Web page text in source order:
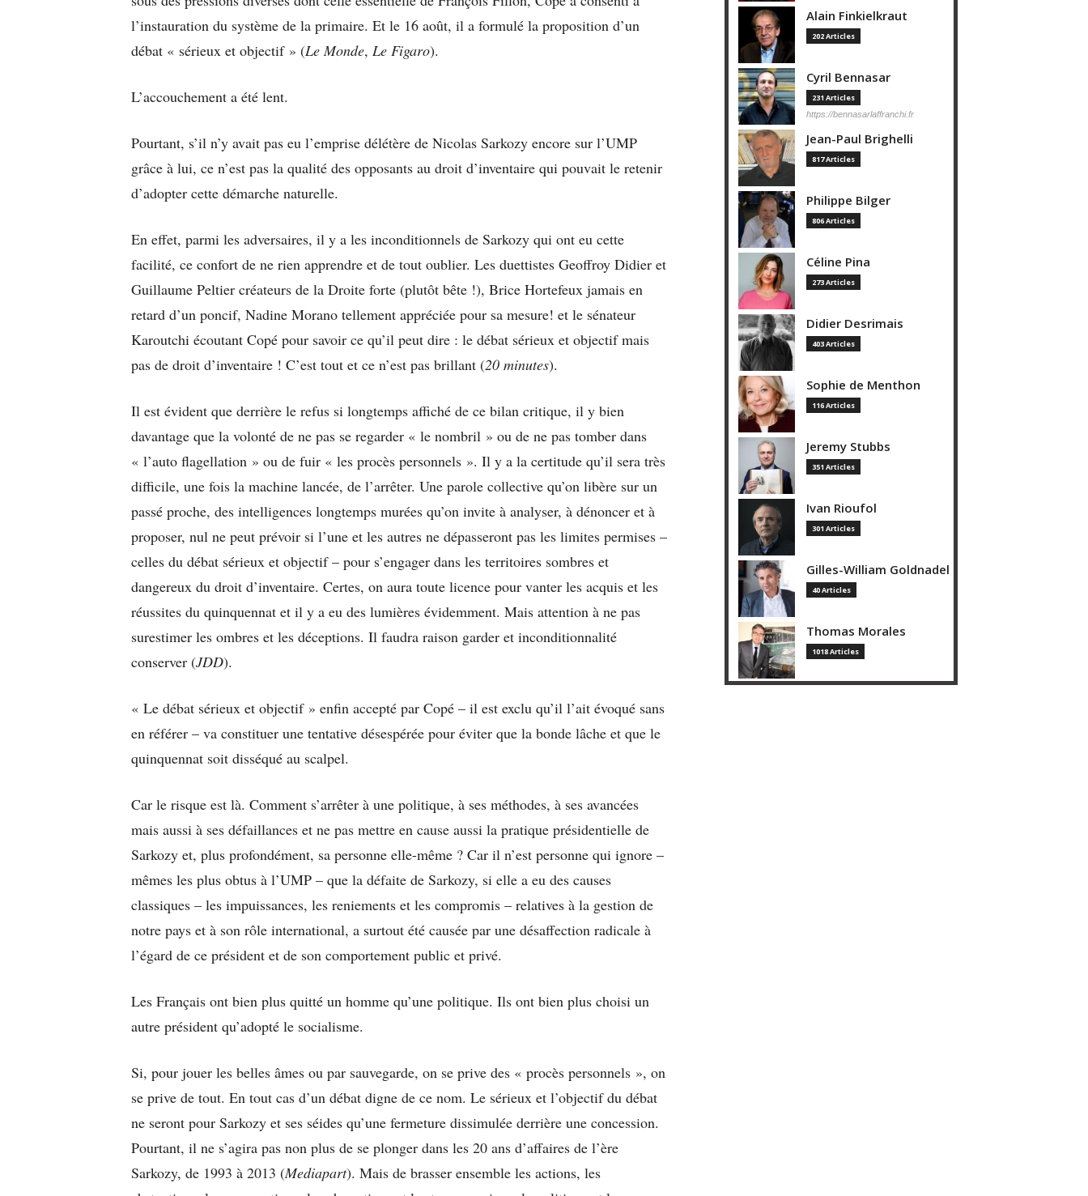
l’instauration du système de la primaire. Et le 16 août, il a formulé la proposition d’un
débat « sérieux et objectif » (Le Monde, Le Figaro).
L’accouchement a été lent.
Pourtant, s’il n’y avait pas eu l’emprise délétère de Nicolas Sarkozy encore sur l’UMP
grâce à lui, ce n’est pas la qualité des opposants au droit d’inventaire qui pouvait le retenir
d’adopter cette démarche naturelle.
En effet, parmi les adversaires, il y a les inconditionnels de Sarkozy qui ont eu cette
facilité, ce confort de ne rien apprendre et de tout oublier. Les duettistes Geoffroy Didier et
Guillaume Peltier créateurs de la Droite forte (plutôt bête !), Brice Hortefeux jamais en
retard d’un poncif, Nadine Morano tellement appréciée pour sa mesure! et le sénateur
Karoutchi écoutant Copé pour savoir ce qu’il peut dire : le débat sérieux et objectif mais
pas de droit d’inventaire ! C’est tout et ce n’est pas brillant (20 minutes).
Il est évident que derrière le refus si longtemps affiché de ce bilan critique, il y bien
davantage que la volonté de ne pas se regarder « le nombril » ou de ne pas tomber dans
« l’auto flagellation » ou de fuir « les procès personnels ». Il y a la certitude qu’il sera très
difficile, une fois la machine lancée, de l’arrêter. Une parole collective qu’on libère sur un
passé proche, des intelligences longtemps murées qu’on invite à analyser, à dénoncer et à
proposer, nul ne peut prévoir si l’une et les autres ne dépasseront pas les limites permises –
celles du débat sérieux et objectif – pour s’engager dans les territoires sombres et
dangereux du droit d’inventaire. Certes, on aura toute licence pour vanter les acquis et les
réussites du quinquennat et il y a eu des lumières évidemment. Mais attention à ne pas
surestimer les ombres et les déceptions. Il faudra raison garder et inconditionnalité
conserver (JDD).
« Le débat sérieux et objectif » enfin accepté par Copé – il est exclu qu’il l’ait évoqué sans
en référer – va constituer une tentative désespérée pour éviter que la bonde lâche et que le
quinquennat soit disséqué au scalpel.
Car le risque est là. Comment s’arrêter à une politique, à ses méthodes, à ses avancées
mais aussi à ses défaillances et ne pas mettre en cause aussi la pratique présidentielle de
Sarkozy et, plus profondément, sa personne elle-même ? Car il n’est personne qui ignore –
mêmes les plus obtus à l’UMP – que la défaite de Sarkozy, si elle a eu des causes
classiques – les impuissances, les reniements et les compromis – relatives à la gestion de
notre pays et à son rôle international, a surtout été causée par une désaffection radicale à
l’égard de ce président et de son comportement public et privé.
Les Français ont bien plus quitté un homme qu’une politique. Ils ont bien plus choisi un
autre président qu’adopté le socialisme.
Si, pour jouer les belles âmes ou par sauvegarde, on se prive des « procès personnels », on
se prive de tout. En tout cas d’un débat digne de ce nom. Le sérieux et l’objectif du débat
ne seront pour Sarkozy et ses séides qu’une fermeture dissimulée derrière une concession.
Pourtant, il ne s’agira pas non plus de se plonger dans les 20 ans d’affaires de l’ère
Sarkozy, de 1993 à 2013 (Mediapart). Mais de brasser ensemble les actions, les
Alain Finkielkraut
202 Articles
Cyril Bennasar
231 Articles
https://bennasarlaffranchi.fr
Jean-Paul Brighelli
817 Articles
Philippe Bilger
806 Articles
Céline Pina
273 Articles
Didier Desrimais
403 Articles
Sophie de Menthon
116 Articles
Jeremy Stubbs
351 Articles
Ivan Rioufol
301 Articles
Gilles-William Goldnadel
40 Articles
Thomas Morales
1018 Articles